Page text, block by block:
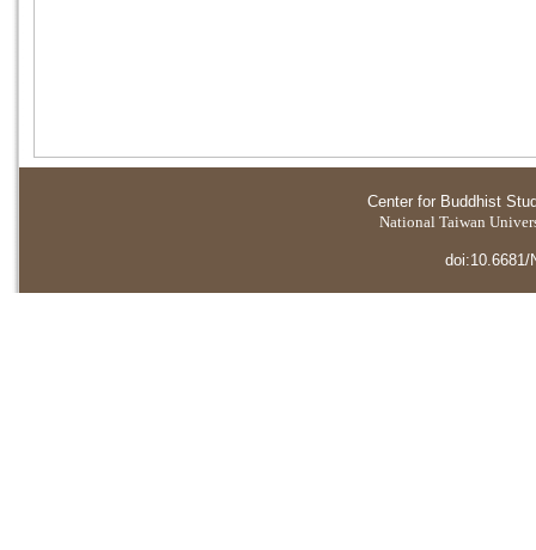
Center for Buddhist
National Taiwan
doi:10.6681/